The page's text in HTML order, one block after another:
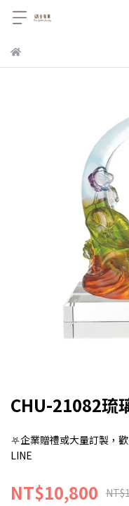
CHU-21082琉
⛧企業贈禮或大量訂製，
LINE
NT$10,800